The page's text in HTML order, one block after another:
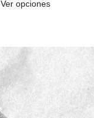
Ver opciones